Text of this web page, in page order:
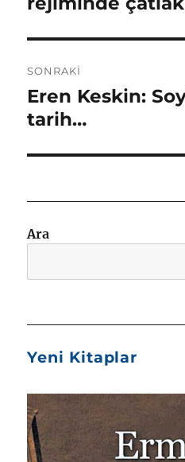
SONRAKI
Sonraki
yazı:
Eren Keskin:
tarih…
Ara
Yeni Kitaplar